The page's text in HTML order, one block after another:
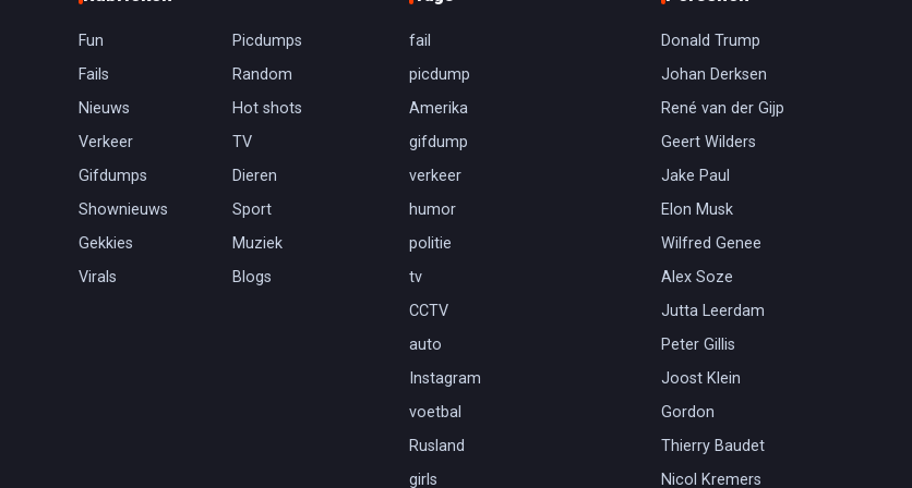
Fun
Picdumps
Fails
Random
Nieuws
Hot shots
Verkeer
TV
Gifdumps
Dieren
Shownieuws
Sport
Gekkies
Muziek
Virals
Blogs
fail
picdump
Amerika
gifdump
verkeer
humor
politie
tv
CCTV
auto
Instagram
voetbal
Rusland
girls
Donald Trump
Johan Derksen
René van der Gijp
Geert Wilders
Jake Paul
Elon Musk
Wilfred Genee
Alex Soze
Jutta Leerdam
Peter Gillis
Joost Klein
Gordon
Thierry Baudet
Nicol Kremers